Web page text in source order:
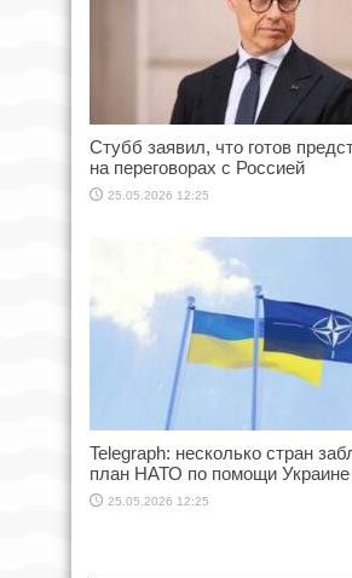
Стубб заявил, что готов
на переговорах с Россией
25.05.2026 12:25
Telegraph: несколько стран
план НАТО по помощи Украине
25.05.2026 12:25